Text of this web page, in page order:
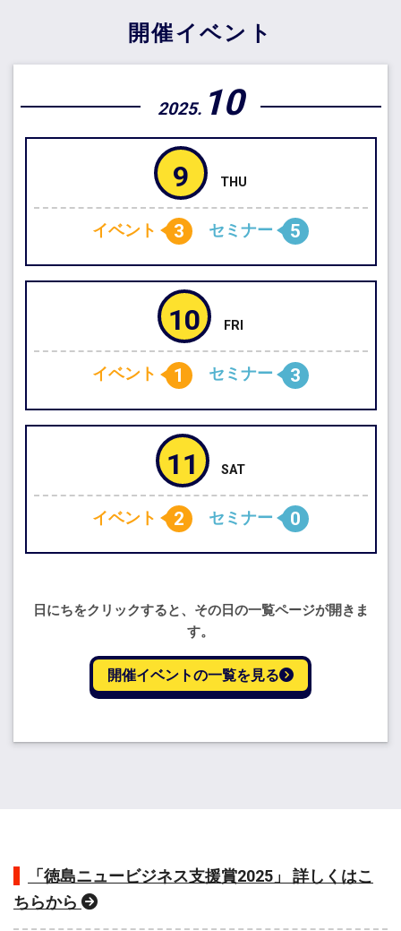
開催イベント
2025. 10
9
イベント 3 セミナー 5
10
イベント 1 セミナー 3
11
イベント 2 セミナー 0
日にちをクリックすると、その日の一覧ページが開きま
す。
開催イベントの一覧を見る
「徳島ニュービジネス支援賞2025」 詳しくはこ
ちらから